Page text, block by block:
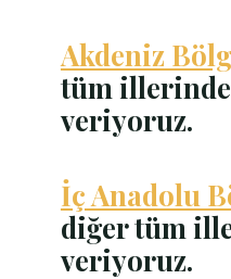
Akdeniz
tüm
veriyoruz.
İç Anadolu
diğer tüm
veriyoruz.